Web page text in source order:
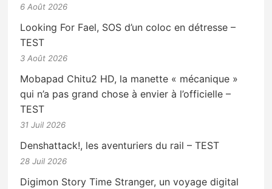
6 Août 2026
Looking For Fael, SOS d’un coloc en détresse –
TEST
3 Août 2026
Mobapad Chitu2 HD, la manette « mécanique »
qui n’a pas grand chose à envier à l’officielle –
TEST
31 Juil 2026
Denshattack!, les aventuriers du rail – TEST
28 Juil 2026
Digimon Story Time Stranger, un voyage digital